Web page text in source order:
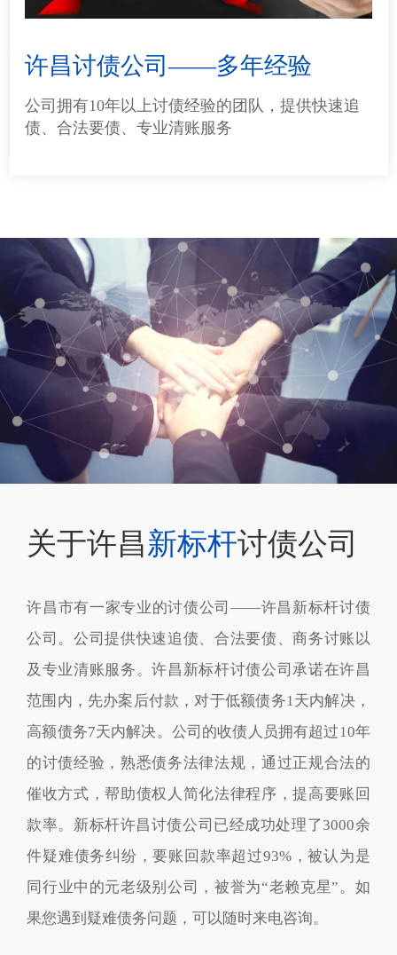
许昌讨债公司——多年经验
公司拥有10年以上讨债经验的团队，提供快速追
债、合法要债、专业清账服务
关于许昌新标杆讨债公司
许昌市有一家专业的讨债公司——许昌新标杆讨债
公司。公司提供快速追债、合法要债、商务讨账以
及专业清账服务。许昌新标杆讨债公司承诺在许昌
范围内，先办案后付款，对于低额债务1天内解决，
高额债务7天内解决。公司的收债人员拥有超过10年
的讨债经验，熟悉债务法律法规，通过正规合法的
催收方式，帮助债权人简化法律程序，提高要账回
款率。新标杆许昌讨债公司已经成功处理了3000余
件疑难债务纠纷，要账回款率超过93%，被认为是
同行业中的元老级别公司，被誉为“老赖克星”。如
果您遇到疑难债务问题，可以随时来电咨询。